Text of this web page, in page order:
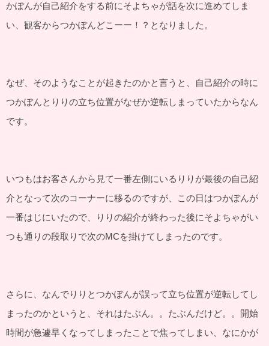
かぽんが自己紹介をする前にそよちゃが話を次に進めてしま
い、観客からつかぽんどこーー！？となりました。
なぜ、そのようなことが起きたのかと言うと、自己紹介の時に
つかぽんとりりの立ち位置がなぜか逆転しまっていたからなん
です。
いつもはお客さんから見て一番左側にいるりりが最後の自己紹
介となって次のコーナーに移るのですが、この日はつかぽんが
一番はじにいたので、りりの紹介が終わった後にそよちゃがい
つも通りの段取りで次のMCを掛けてしまったのです。
さらに、なんでりりとつかぽんが誤って立ち位置が逆転してし
まったのかというと、それはたぶん。。たぶんだけど。。開始
時間が急遽早くなってしまったことで焦ってしまい、なにかが